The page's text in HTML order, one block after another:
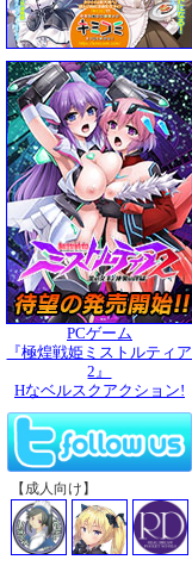
PCゲーム
『極煌戦姫ミストルティア
2』
Hなベルスクアクション!
【成人向け】